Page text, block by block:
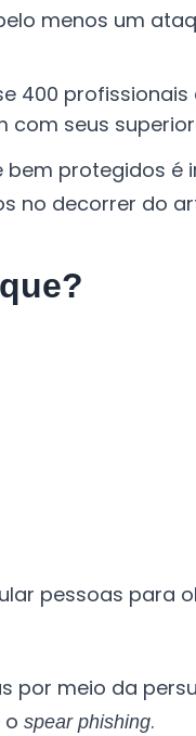
menos um
400 profissionais
seus
protegidos
no decorrer do
pessoas para
por meio da
ospear phishing.